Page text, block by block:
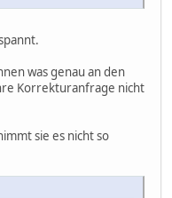
was genau an den
Korrekturanfrage nicht
sie es nicht so